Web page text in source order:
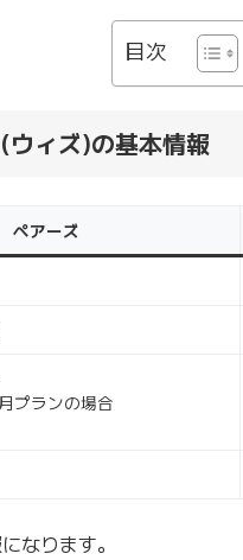
目次
ィズ)の基本情報
ペアーズ
プランの場合
なります。